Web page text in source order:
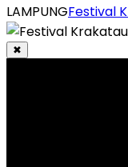
LAMPUNGFestival
✖